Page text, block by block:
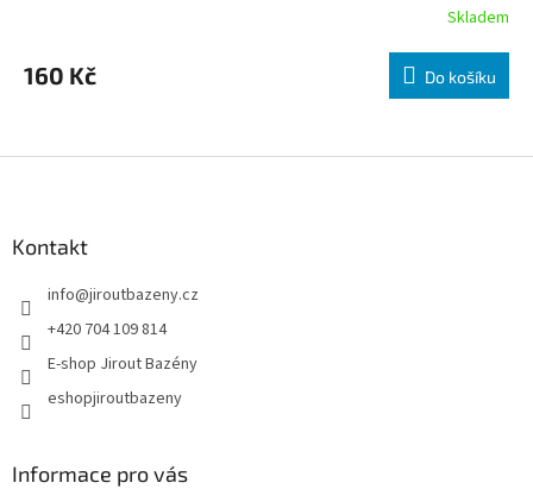
Skladem
160 Kč Do košíku
Kontakt
info@jiroutbazeny.cz
+420 704 109 814
E-shop Jirout Bazény
eshopjiroutbazeny
Informace pro vás